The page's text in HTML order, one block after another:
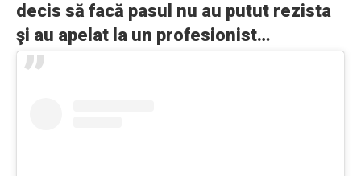
decis să facă pasul nu au putut rezista
şi au apelat la un profesionist…